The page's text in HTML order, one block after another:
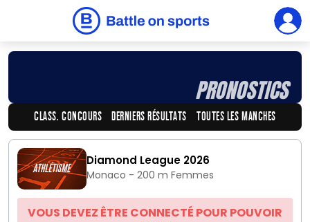
PRONOSTICS
CLASS. CONCOURS DERNIERS RÉSULTATS TOUTES LES MANCHES
Diamond League 2026
Monaco - 200 m Femmes
VOUS DEVEZ ÊTRE CONNECTÉ POUR POUVOIR